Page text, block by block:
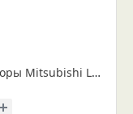
Комплект втулок передних для рессоры Мitsubishi L200 под ухо на 32 мм